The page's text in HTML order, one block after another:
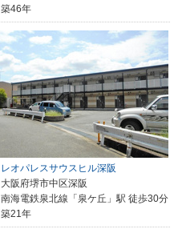
築46年
レオパレスサウスヒル深阪
大阪府堺市中区深阪
南海電鉄泉北線「泉ケ丘」駅 徒歩30分
築21年